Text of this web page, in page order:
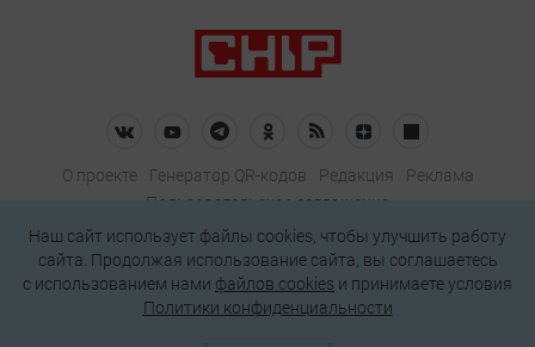
О проекте Генератор QR-кодов Редакция
Реклама
Пользовательское соглашение
Политика конфиденциальности
Подписаться на рассылку
Наш сайт использует файлы cookies, чтобы улучшить работу
сайта. Продолжая использование сайта, вы соглашаетесь
c использованием нами файлов cookies и принимаете условия
Политики конфиденциальности